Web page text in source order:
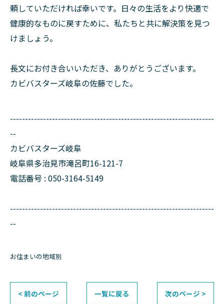
頼していただければ幸いです。日々の生活をより快適で
健康的なものに戻すために、私たちと共に解決策を見つ
けましょう。
長文にお付き合いいただき、ありがとうございます。
カビバスターズ岐阜の佐藤でした。
--------------------------------------------------------------------
--
カビバスターズ岐阜
岐阜県多治見市滝呂町16-121-7
電話番号 : 050-3164-5149
--------------------------------------------------------------------
--
お住まいの地域別
< 前のページ 一覧に戻る 次のページ >